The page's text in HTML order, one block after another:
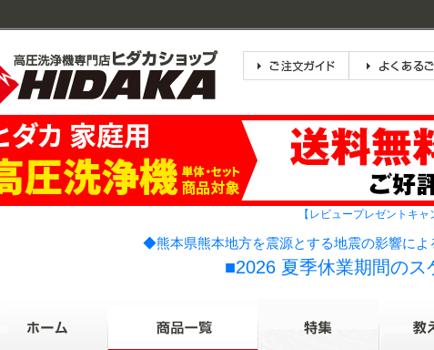
【レビュープレゼントキャ
◆熊本県熊本地方を震源とする地震の影響に
■2026 夏季休業期間の